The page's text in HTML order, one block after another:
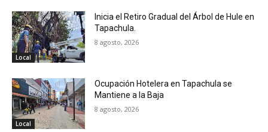
Local
Inicia el Retiro Gradual del Árbol de Hule en
Tapachula.
8 agosto, 2026
Local
Ocupación Hotelera en Tapachula se
Mantiene a la Baja
8 agosto, 2026